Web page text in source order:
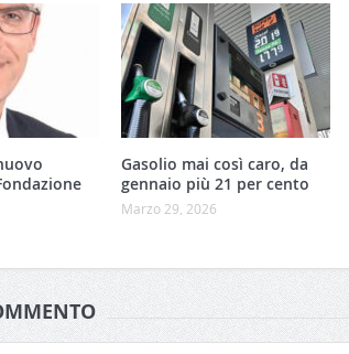
Gasolio mai così caro, da
gennaio più 21 per cento
Marzo 29, 2026